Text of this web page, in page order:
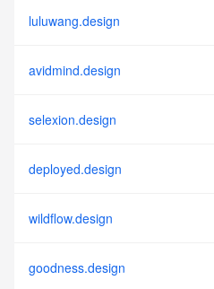
luluwang.design
avidmind.design
selexion.design
deployed.design
wildflow.design
goodness.design